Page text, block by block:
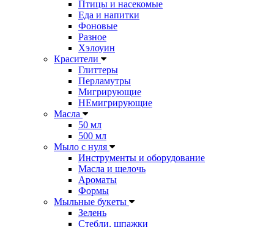
Птицы и насекомые
Еда и напитки
Фоновые
Разное
Хэлоуин
Красители
Глиттеры
Перламутры
Мигрирующие
НЕмигрирующие
Масла
50 мл
500 мл
Мыло с нуля
Инструменты и оборудование
Масла и щелочь
Ароматы
Формы
Мыльные букеты
Зелень
Стебли, шпажки